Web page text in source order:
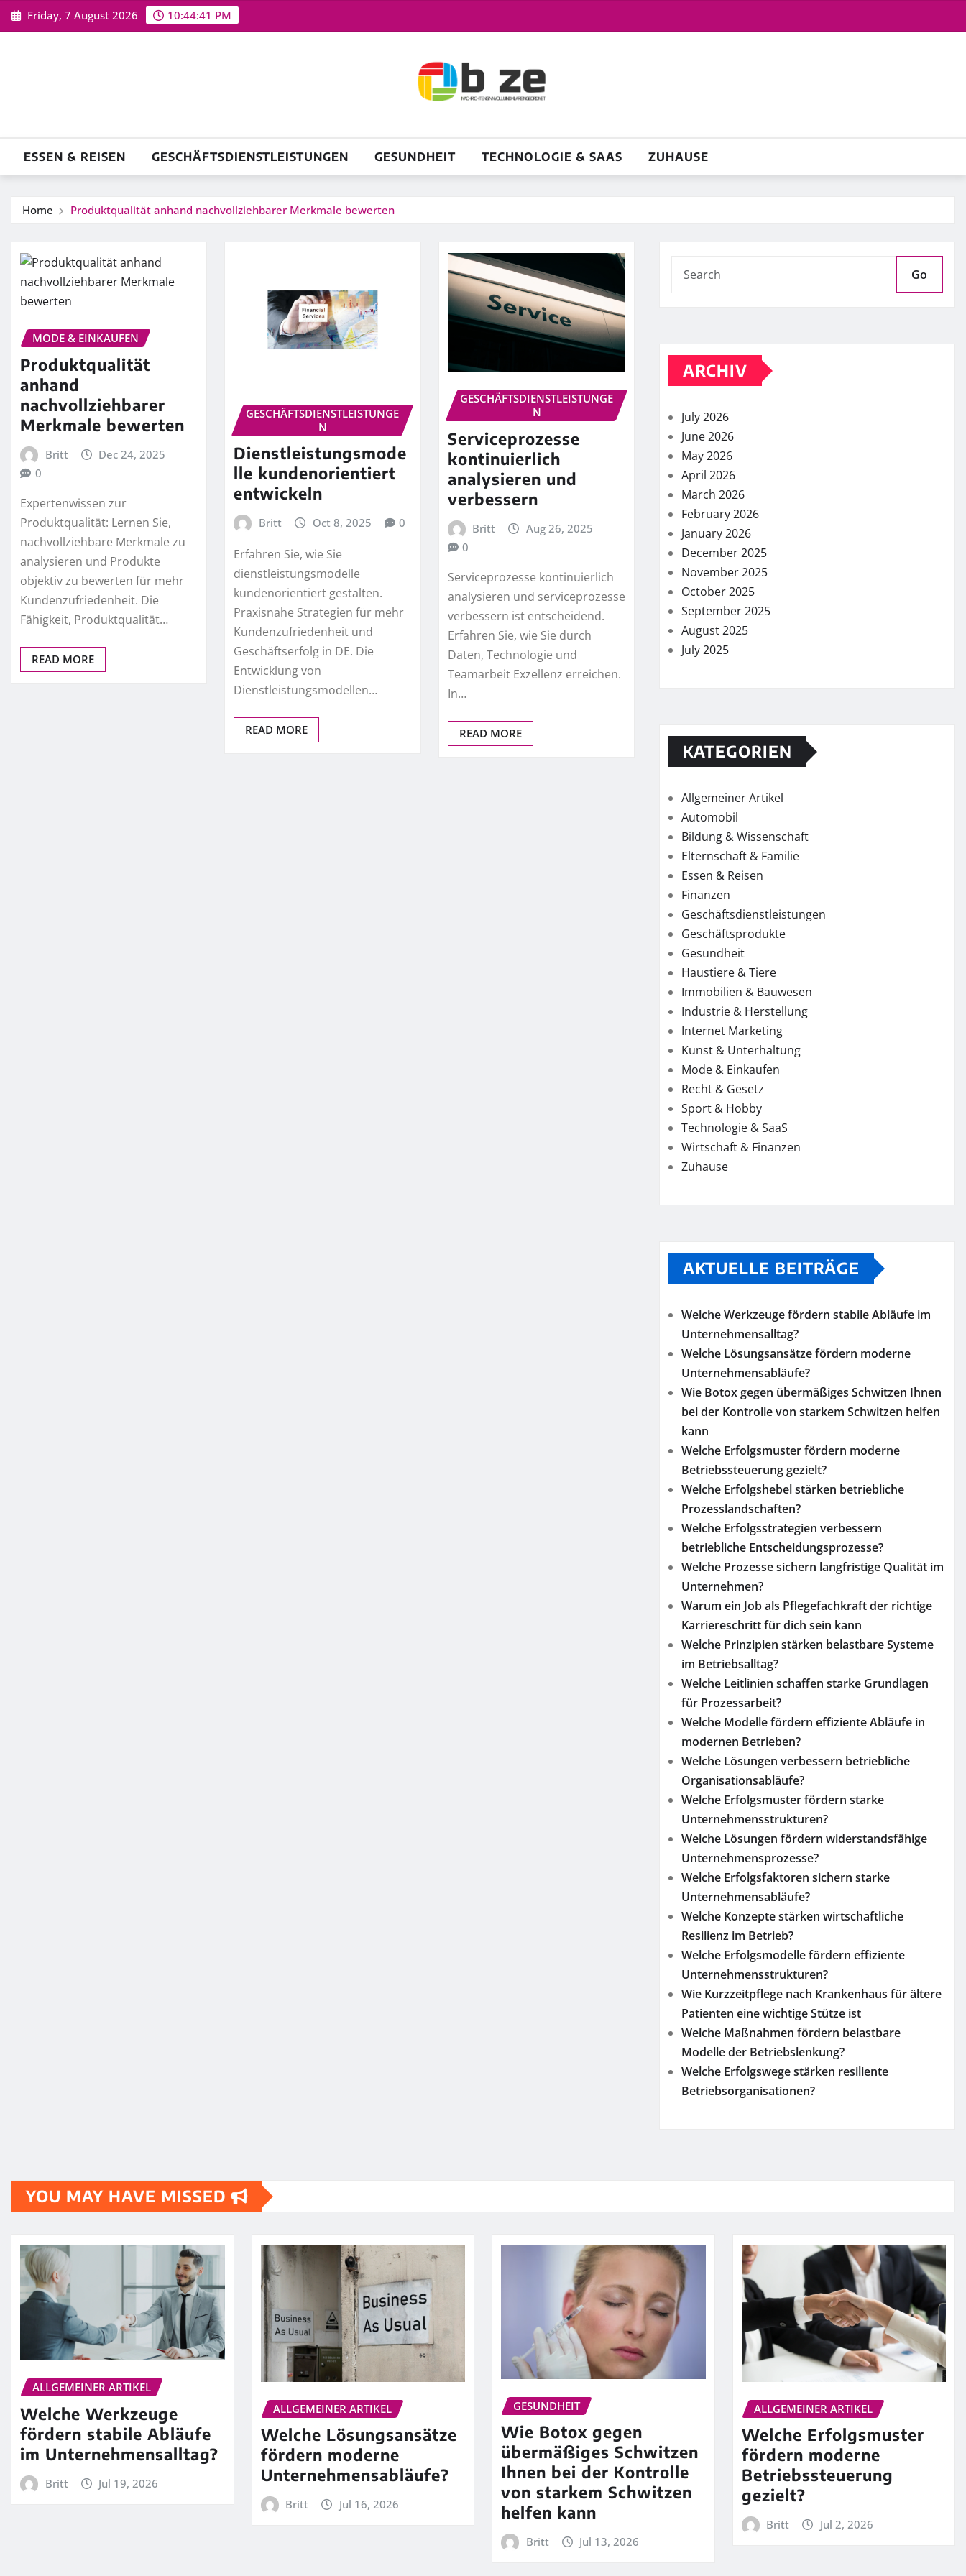
Skip
to
Friday, 7 August 2026 10:44:42 PM
ESSEN & REISEN GESCHÄFTSDIENSTLEISTUNGEN GESUNDHEIT TECHNOLOGIE & SAAS ZUHAUSE
Home Produktqualität anhand nachvollziehbarer Merkmale bewerten
MODE & EINKAUFEN
Produktqualität
anhand
nachvollziehbarer
Merkmale bewerten
Britt
Dec 24, 2025
0
Expertenwissen zur
Produktqualität: Lernen Sie,
nachvollziehbare Merkmale zu
analysieren und Produkte
objektiv zu bewerten für mehr
Kundenzufriedenheit. Die
Fähigkeit, Produktqualität…
READ MORE
GESCHÄFTSDIENSTLEISTUNGE
N
Dienstleistungsmode
lle kundenorientiert
entwickeln
Britt Oct 8, 2025 0
Erfahren Sie, wie Sie
dienstleistungsmodelle
kundenorientiert gestalten.
Praxisnahe Strategien für mehr
Kundenzufriedenheit und
Geschäftserfolg in DE. Die
Entwicklung von
Dienstleistungsmodellen…
READ MORE
GESCHÄFTSDIENSTLEISTUNGE
N
Serviceprozesse
kontinuierlich
analysieren und
verbessern
Britt
Aug 26, 2025
0
Serviceprozesse kontinuierlich
analysieren und serviceprozesse
verbessern ist entscheidend.
Erfahren Sie, wie Sie durch
Daten, Technologie und
Teamarbeit Exzellenz erreichen.
In…
READ MORE
Go
ARCHIV
July 2026
June 2026
May 2026
April 2026
March 2026
February 2026
January 2026
December 2025
November 2025
October 2025
September 2025
August 2025
July 2025
KATEGORIEN
Allgemeiner Artikel
Automobil
Bildung & Wissenschaft
Elternschaft & Familie
Essen & Reisen
Finanzen
Geschäftsdienstleistungen
Geschäftsprodukte
Gesundheit
Haustiere & Tiere
Immobilien & Bauwesen
Industrie & Herstellung
Internet Marketing
Kunst & Unterhaltung
Mode & Einkaufen
Recht & Gesetz
Sport & Hobby
Technologie & SaaS
Wirtschaft & Finanzen
Zuhause
AKTUELLE BEITRÄGE
Welche Werkzeuge fördern stabile Abläufe im
Unternehmensalltag?
Welche Lösungsansätze fördern moderne
Unternehmensabläufe?
Wie Botox gegen übermäßiges Schwitzen Ihnen
bei der Kontrolle von starkem Schwitzen helfen
kann
Welche Erfolgsmuster fördern moderne
Betriebssteuerung gezielt?
Welche Erfolgshebel stärken betriebliche
Prozesslandschaften?
Welche Erfolgsstrategien verbessern
betriebliche Entscheidungsprozesse?
Welche Prozesse sichern langfristige Qualität im
Unternehmen?
Warum ein Job als Pflegefachkraft der richtige
Karriereschritt für dich sein kann
Welche Prinzipien stärken belastbare Systeme
im Betriebsalltag?
Welche Leitlinien schaffen starke Grundlagen
für Prozessarbeit?
Welche Modelle fördern effiziente Abläufe in
modernen Betrieben?
Welche Lösungen verbessern betriebliche
Organisationsabläufe?
Welche Erfolgsmuster fördern starke
Unternehmensstrukturen?
Welche Lösungen fördern widerstandsfähige
Unternehmensprozesse?
Welche Erfolgsfaktoren sichern starke
Unternehmensabläufe?
Welche Konzepte stärken wirtschaftliche
Resilienz im Betrieb?
Welche Erfolgsmodelle fördern effiziente
Unternehmensstrukturen?
Wie Kurzzeitpflege nach Krankenhaus für ältere
Patienten eine wichtige Stütze ist
Welche Maßnahmen fördern belastbare
Modelle der Betriebslenkung?
Welche Erfolgswege stärken resiliente
Betriebsorganisationen?
YOU MAY HAVE MISSED
ALLGEMEINER ARTIKEL
Welche Werkzeuge
fördern stabile Abläufe
im Unternehmensalltag?
Britt Jul 19, 2026
ALLGEMEINER ARTIKEL
Welche Lösungsansätze
fördern moderne
Unternehmensabläufe?
Britt Jul 16, 2026
GESUNDHEIT
Wie Botox gegen
übermäßiges Schwitzen
Ihnen bei der Kontrolle
von starkem Schwitzen
helfen kann
Britt Jul 13, 2026
ALLGEMEINER ARTIKEL
Welche Erfolgsmuster
fördern moderne
Betriebssteuerung
gezielt?
Britt Jul 2, 2026